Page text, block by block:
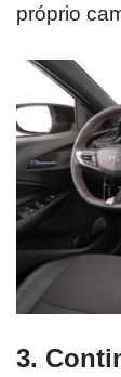
próprio
3.